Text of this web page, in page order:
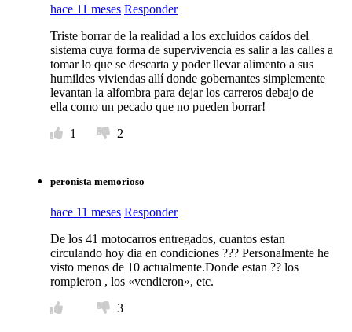
hace 11 meses Responder
Triste borrar de la realidad a los excluidos caídos del
sistema cuya forma de supervivencia es salir a las calles a
tomar lo que se descarta y poder llevar alimento a sus
humildes viviendas allí donde gobernantes simplemente
levantan la alfombra para dejar los carreros debajo de
ella como un pecado que no pueden borrar!
1
2
peronista memorioso
hace 11 meses Responder
De los 41 motocarros entregados, cuantos estan
circulando hoy dia en condiciones ??? Personalmente he
visto menos de 10 actualmente.Donde estan ?? los
rompieron , los «vendieron», etc.
3